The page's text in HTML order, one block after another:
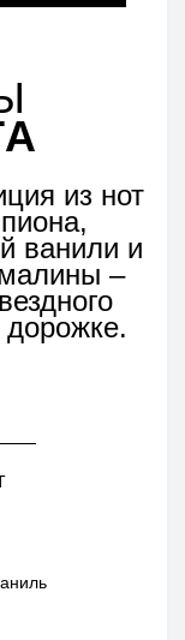
из нот
ванили и
–
дорожке.